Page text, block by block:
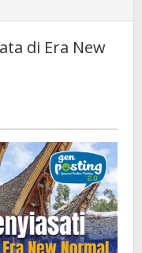
di Era New